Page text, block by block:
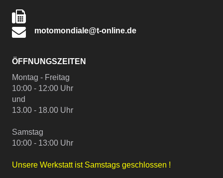
motomondiale@t-online.de
ÖFFNUNGSZEITEN
Montag - Freitag
10:00 - 12:00 Uhr
und
13.00 - 18.00 Uhr
Samstag
10:00 - 13:00 Uhr
Unsere Werkstatt ist Samstags geschlossen !